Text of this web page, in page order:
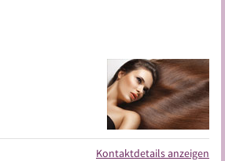
Kontaktdetails anzeigen